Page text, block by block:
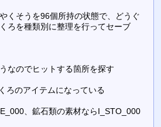
やくそうを96個所持の状態で、どうぐ
ろを種類別に整理を行ってセーブ
なのでヒットする箇所を探す
ろのアイテムになっている
、鉱石類の素材ならI_STO_000